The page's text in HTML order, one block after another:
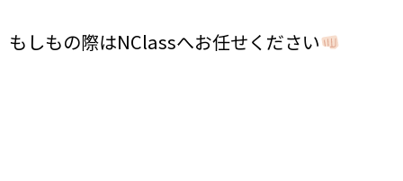
もしもの際はNClassへお任せください